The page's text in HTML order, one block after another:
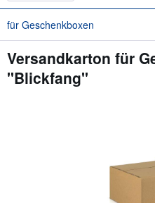
für Geschenkboxen
Versandkarton für
"Blickfang"